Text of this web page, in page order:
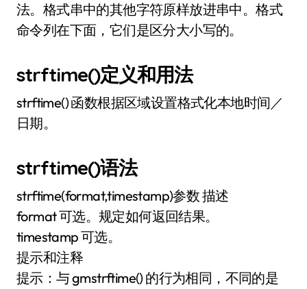
法。格式串中的其他字符原样放进串中。格式
命令列在下面，它们是区分大小写的。
strftime()定义和用法
strftime() 函数根据区域设置格式化本地时间／
日期。
strftime()语法
strftime(format,timestamp)参数 描述
format 可选。规定如何返回结果。
timestamp 可选。
提示和注释
提示：与 gmstrftime() 的行为相同，不同的是